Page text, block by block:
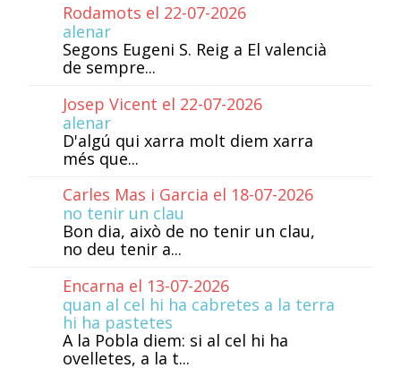
Rodamots el 22-07-2026
alenar
Segons Eugeni S. Reig a El valencià
de sempre...
Josep Vicent el 22-07-2026
alenar
D'algú qui xarra molt diem xarra
més que...
Carles Mas i Garcia el 18-07-2026
no tenir un clau
Bon dia, això de no tenir un clau,
no deu tenir a...
Encarna el 13-07-2026
quan al cel hi ha cabretes a la terra
hi ha pastetes
A la Pobla diem: si al cel hi ha
ovelletes, a la t...